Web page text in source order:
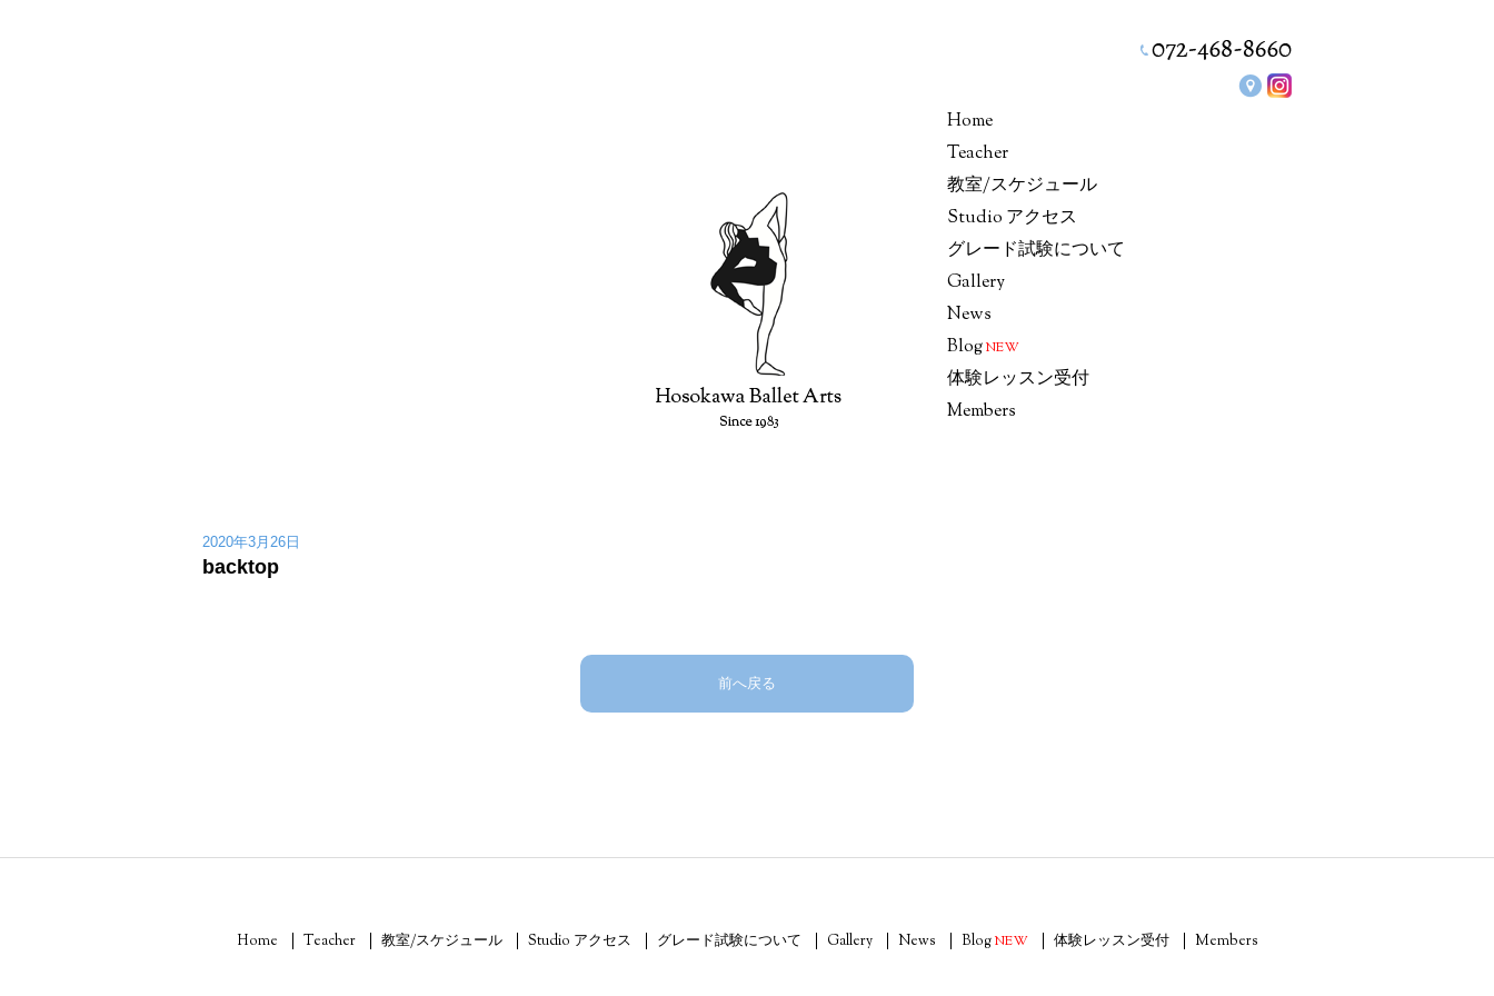
Home
Teacher
教室/スケジュール
Studio アクセス
グレード試験について
Gallery
News
BlogNEW
体験レッスン受付
Members
2020年3月26日
backtop
前へ戻る
Home Teacher 教室/スケジュール Studio アクセス グレード試験について Gallery News BlogNEW 体験レッスン受付 Members